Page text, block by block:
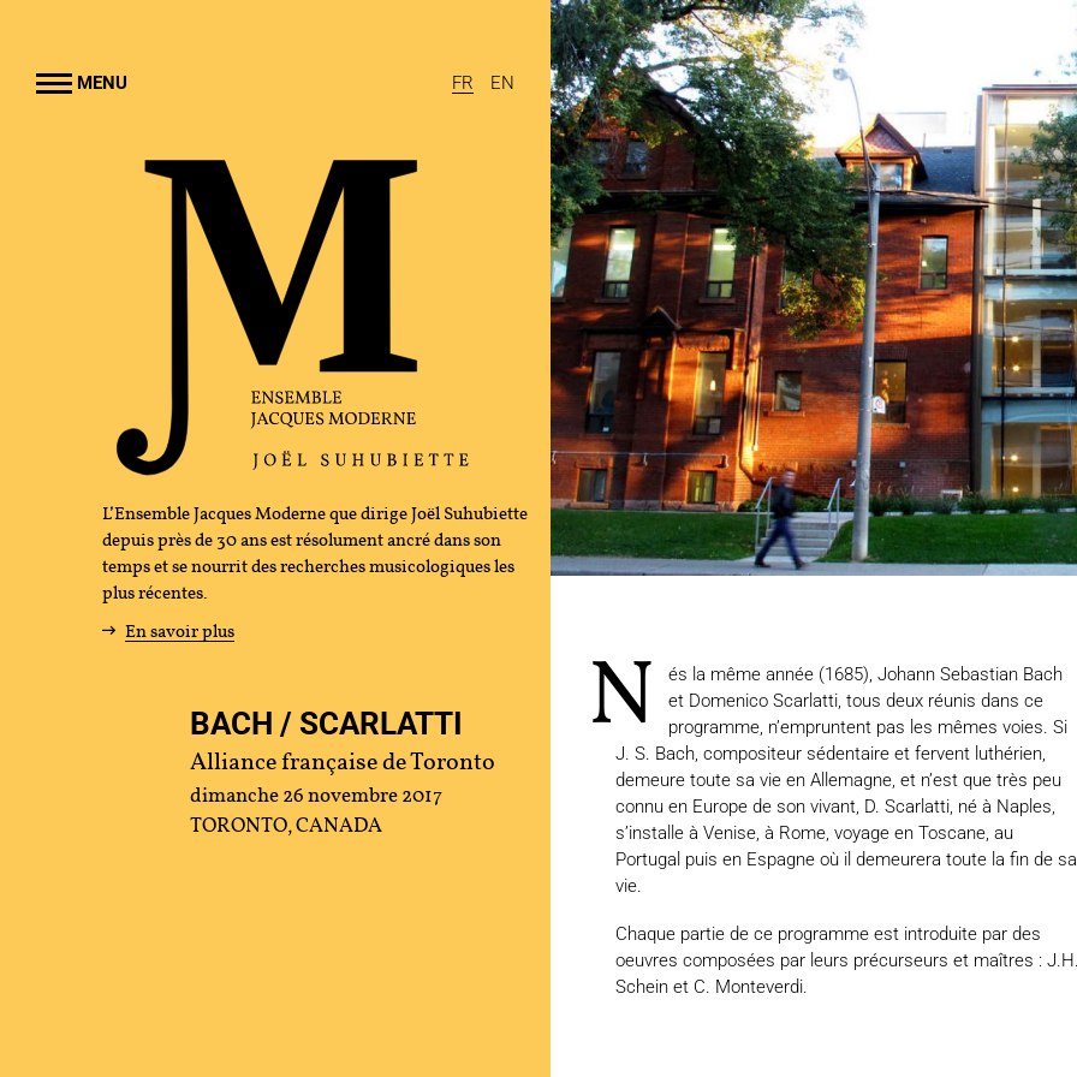
MENU FR EN
JACQUES MODERNE
CULTURELLE
Presse Partenaires
L’Ensemble Jacques Moderne que dirige Joël Suhubiette
depuis près de 30 ans est résolument ancré dans son
temps et se nourrit des recherches musicologiques les
plus récentes.
En savoir plus
BACH / SCARLATTI
Alliance française de Toronto
dimanche 26 novembre 2017
TORONTO, CANADA
N
és la même année (1685), Johann Sebastian Bach
et Domenico Scarlatti, tous deux réunis dans ce
programme, n’empruntent pas les mêmes voies. Si
J. S. Bach, compositeur sédentaire et fervent luthérien,
demeure toute sa vie en Allemagne, et n’est que très peu
connu en Europe de son vivant, D. Scarlatti, né à Naples,
s’installe à Venise, à Rome, voyage en Toscane, au
Portugal puis en Espagne où il demeurera toute la fin de sa
vie.
Chaque partie de ce programme est introduite par des
oeuvres composées par leurs précurseurs et maîtres :
Schein et C. Monteverdi.